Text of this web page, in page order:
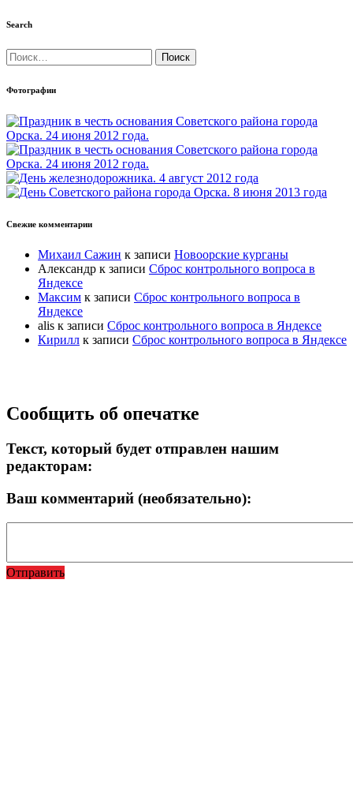
Search
Найти:
Фотографии
Свежие комментарии
Михаил Сажин к записи Новоорские курганы
Александр к записи Сброс контрольного вопроса в
Яндексе
Максим к записи Сброс контрольного вопроса в
Яндексе
alis к записи Сброс контрольного вопроса в Яндексе
Кирилл к записи Сброс контрольного вопроса в Яндексе
Прокрутка
вверх
Сообщить об опечатке
Текст, который будет отправлен нашим
редакторам:
Ваш комментарий (необязательно):
Отправить